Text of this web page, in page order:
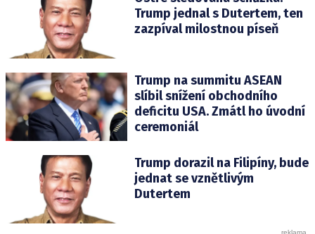
Trump jednal s Dutertem, ten
zazpíval milostnou píseň
Trump na summitu ASEAN
slíbil snížení obchodního
deficitu USA. Zmátl ho úvodní
ceremoniál
Trump dorazil na Filipíny, bude
jednat se vznětlivým
Dutertem